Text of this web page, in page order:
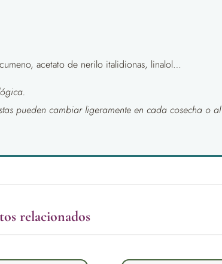
acetato de nerilo italidionas, linalol…
pueden cambiar ligeramente en cada cosecha o al
relacionados